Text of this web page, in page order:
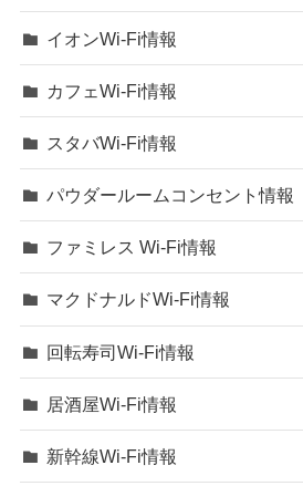
イオンWi-Fi情報
カフェWi-Fi情報
スタバWi-Fi情報
パウダールームコンセント情報
ファミレス Wi-Fi情報
マクドナルドWi-Fi情報
回転寿司Wi-Fi情報
居酒屋Wi-Fi情報
新幹線Wi-Fi情報